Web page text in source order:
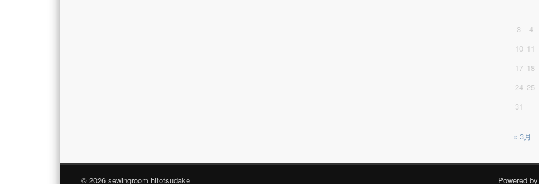
3
4
10 11
17 18
24 25
31
« 3月
© 2026 sewingroom hitotsudake Powered by